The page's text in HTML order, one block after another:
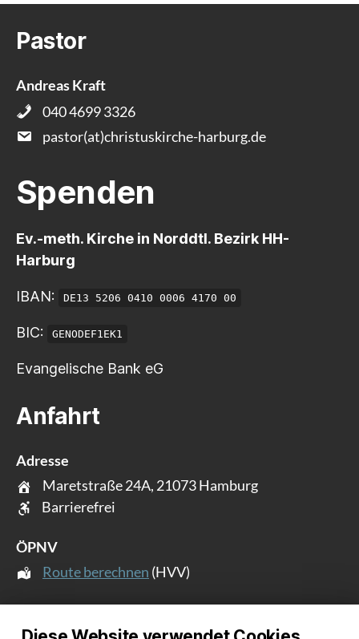
Pastor
Andreas Kraft
040 4699 3326
pastor(at)christuskirche-harburg.de
Spenden
Ev.-meth. Kirche in Norddtl. Bezirk HH-
Harburg
IBAN: DE13 5206 0410 0006 4170 00
BIC: GENODEF1EK1
Evangelische Bank eG
Anfahrt
Adresse
Maretstraße 24A, 21073 Hamburg
Barrierefrei
ÖPNV
Route berechnen (HVV)